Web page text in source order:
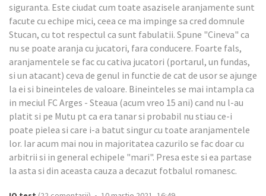
siguranta. Este ciudat cum toate asazisele aranjamente sunt
facute cu echipe mici, ceea ce ma impinge sa cred domnule
Stucan, cu tot respectul ca sunt fabulatii. Spune "Cineva" ca
nu se poate aranja cu jucatori, fara conducere. Foarte fals,
aranjamentele se fac cu cativa jucatori (portarul, un fundas,
si un atacant) ceva de genul in functie de cat de usor se ajunge
la ei si bineinteles de valoare. Bineinteles se mai intampla ca
in meciul FC Arges - Steaua (acum vreo 15 ani) cand nu l-au
platit si pe Mutu pt ca era tanar si probabil nu stiau ce-i
poate pielea si care i-a batut singur cu toate aranjamentele
lor. Iar acum mai nou in majoritatea cazurilo se fac doar cu
arbitrii si in general echipele "mari". Presa este si ea partase
la asta si din aceasta cauza a decazut fotbalul romanesc.